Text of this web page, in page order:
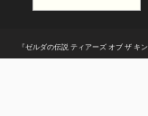
『ゼルダの伝説 ティアーズ オブ ザ キ